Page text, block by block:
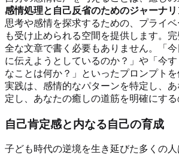
感情処理と自己反省のためのジャーナ
思考や感情を探求するための、プライ
も受け止められる空間を提供します。
全な文章で書く必要もありません。「
に伝えようとしているのか？」や「今
なことは何か？」といったプロンプト
実践は、感情的なパターンを特定し、
定し、あなたの癒しの道筋を明確にする
自己肯定感と内なる自己の育成
子ども時代の逆境を生き延びた多くの